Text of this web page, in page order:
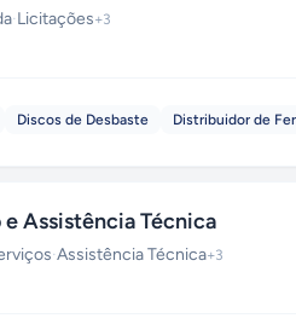
·Licitações+3
Discos de Desbaste Distribuidor de
Assistência Técnica
·Assistência Técnica+3